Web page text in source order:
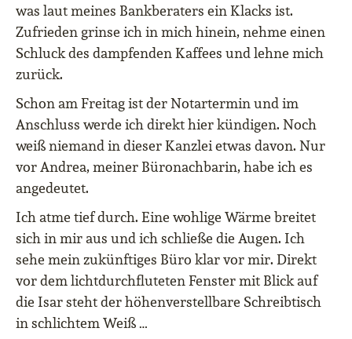
was laut meines Bankberaters ein Klacks ist.
Zufrieden grinse ich in mich hinein, nehme einen
Schluck des dampfenden Kaffees und lehne mich
zurück.
Schon am Freitag ist der Notartermin und im
Anschluss werde ich direkt hier kündigen. Noch
weiß niemand in dieser Kanzlei etwas davon. Nur
vor Andrea, meiner Büronachbarin, habe ich es
angedeutet.
Ich atme tief durch. Eine wohlige Wärme breitet
sich in mir aus und ich schließe die Augen. Ich
sehe mein zukünftiges Büro klar vor mir. Direkt
vor dem lichtdurchfluteten Fenster mit Blick auf
die Isar steht der höhenverstellbare Schreibtisch
in schlichtem Weiß …